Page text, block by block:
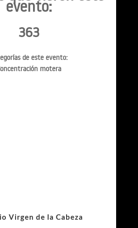
evento:
363
de este evento:
motera
Virgen de la Cabeza